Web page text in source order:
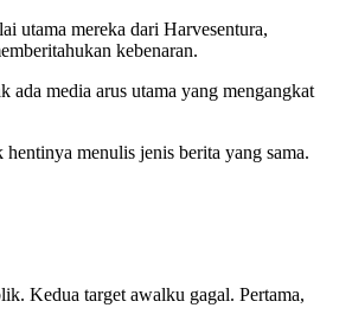
utama mereka dari Harvesentura,
kebenaran.
ada media arus utama yang mengangkat
menulis jenis berita yang sama.
Kedua target awalku gagal. Pertama,